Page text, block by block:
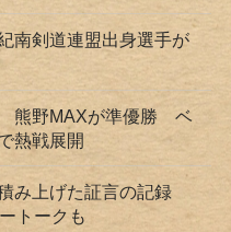
南剣道連盟出身選手が
熊野MAXが準優勝 ベ
熱戦展開
み上げた証言の記録
トークも